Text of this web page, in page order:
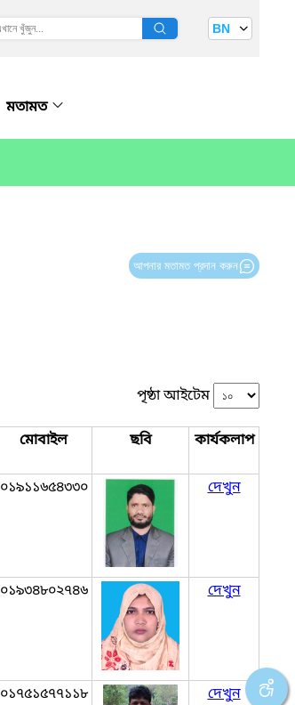
BN
মতামত
আপনার মতামত প্রদান করুন
পৃষ্ঠা আইটেম
মোবাইল ছবি কার্যকলাপ
০১৯১১৬৫৪৩৩০ দেখুন
০১৯৩৪৮০২৭৪৬ দেখুন
০১৭৫১৫৭৭১১৮ দেখুন